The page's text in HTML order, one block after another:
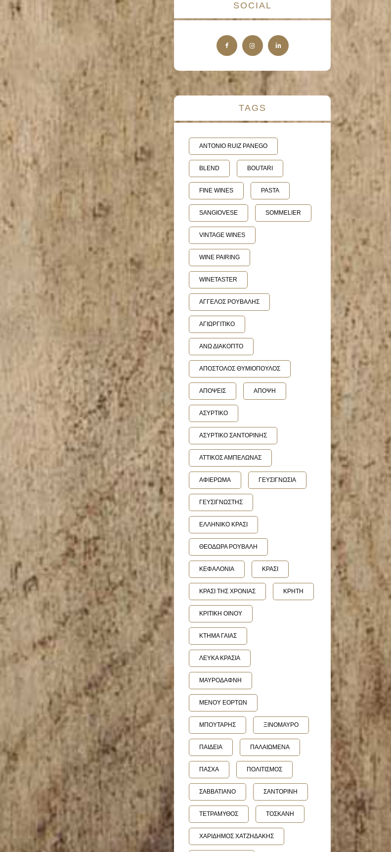
SOCIAL
TAGS
ANTONIO RUIZ PANEGO
BLEND BOUTARI
FINE WINES PASTA
SANGIOVESE SOMMELIER
VINTAGE WINES
WINE PAIRING
WINETASTER
ΑΓΓΕΛΟΣ ΡΟΥΒΑΛΗΣ
ΑΓΙΩΡΓΙΤΙΚΟ
ΑΝΩ ΔΙΑΚΟΠΤΟ
ΑΠΟΣΤΟΛΟΣ ΘΥΜΙΟΠΟΥΛΟΣ
ΑΠΟΨΕΙΣ ΑΠΟΨΗ
ΑΣΥΡΤΙΚΟ
ΑΣΥΡΤΙΚΟ ΣΑΝΤΟΡΙΝΗΣ
ΑΤΤΙΚΟΣ ΑΜΠΕΛΩΝΑΣ
ΑΦΙΕΡΩΜΑ ΓΕΥΣΙΓΝΩΣΙΑ
ΓΕΥΣΙΓΝΩΣΤΗΣ
ΕΛΛΗΝΙΚΟ ΚΡΑΣΙ
ΘΕΟΔΩΡΑ ΡΟΥΒΑΛΗ
ΚΕΦΑΛΟΝΙΑ ΚΡΑΣΙ
ΚΡΑΣΙ ΤΗΣ ΧΡΟΝΙΑΣ ΚΡΗΤΗ
ΚΡΙΤΙΚΗ ΟΙΝΟΥ
ΚΤΗΜΑ ΓΑΙΑΣ
ΛΕΥΚΑ ΚΡΑΣΙΑ
ΜΑΥΡΟΔΑΦΝΗ
ΜΕΝΟΥ ΕΟΡΤΩΝ
ΜΠΟΥΤΑΡΗΣ ΞΙΝΟΜΑΥΡΟ
ΠΑΙΔΕΙΑ ΠΑΛΑΙΩΜΕΝΑ
ΠΑΣΧΑ ΠΟΛΙΤΙΣΜΟΣ
ΣΑΒΒΑΤΙΑΝΟ ΣΑΝΤΟΡΙΝΗ
ΤΕΤΡΑΜΥΘΟΣ ΤΟΣΚΑΝΗ
ΧΑΡΙΔΗΜΟΣ ΧΑΤΖΗΔΑΚΗΣ